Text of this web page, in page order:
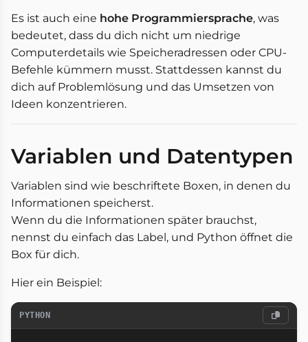
Es ist auch eine hohe Programmiersprache, was
bedeutet, dass du dich nicht um niedrige
Computerdetails wie Speicheradressen oder CPU-
Befehle kümmern musst. Stattdessen kannst du
dich auf Problemlösung und das Umsetzen von
Ideen konzentrieren.
Variablen und Datentypen
Variablen sind wie beschriftete Boxen, in denen du
Informationen speicherst.
Wenn du die Informationen später brauchst,
nennst du einfach das Label, und Python öffnet die
Box für dich.
Hier ein Beispiel:
PYTHON